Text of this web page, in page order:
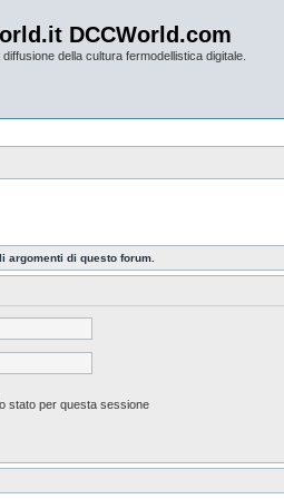
DCCWorld.com
diffusione della cultura fermodellistica digitale.
argomenti di questo forum.
stato per questa sessione